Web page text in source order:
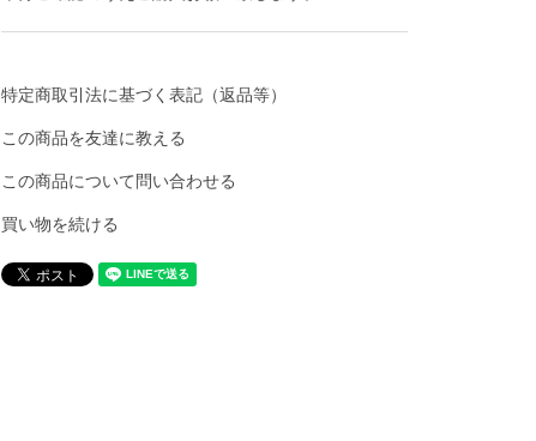
特定商取引法に基づく表記（返品等）
この商品を友達に教える
この商品について問い合わせる
買い物を続ける